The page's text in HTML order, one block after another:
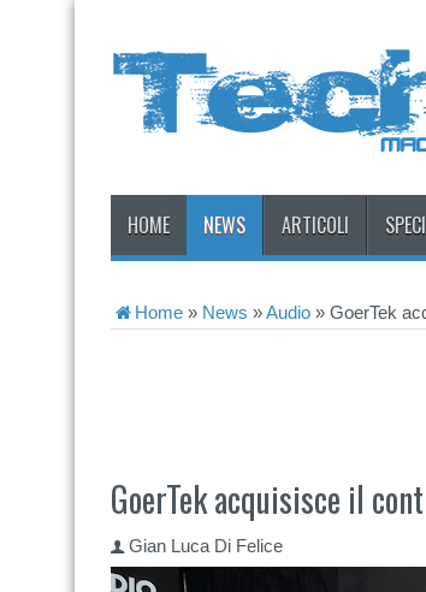
HOME NEWS ARTICOLI
Home » News »Audio » GoerTek
GoerTek acquisisce il
Gian Luca Di Felice